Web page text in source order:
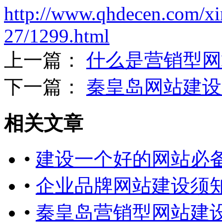
http://www.qhdecen.com/
27/1299.html
上一篇： 什么是营销型
下一篇： 秦皇岛网站建
相关文章
• 建设一个好的网站必
• 企业品牌网站建设须
• 秦皇岛营销型网站建